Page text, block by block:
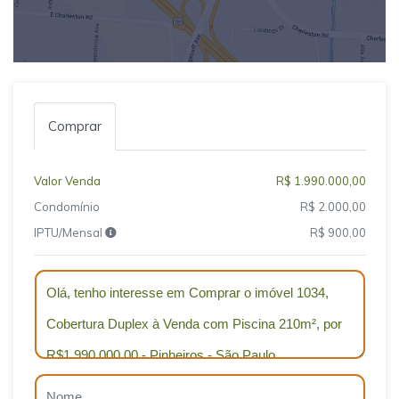
Comprar
Valor Venda
R$ 1.990.000,00
Condomínio
R$ 2.000,00
IPTU/Mensal
R$ 900,00
Qual o melhor dia e horário pra você?